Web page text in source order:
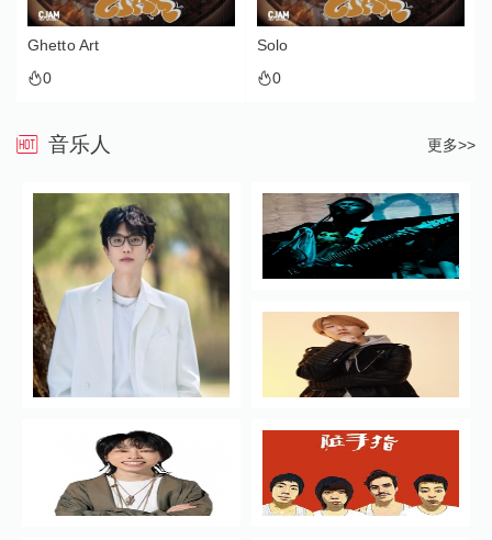
Solo
音乐人 更多>>